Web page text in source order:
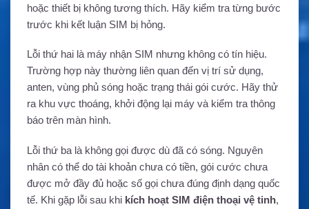
hoặc thiết bị không tương thích. Hãy kiểm tra từng bước
trước khi kết luận SIM bị hỏng.
Lỗi thứ hai là máy nhận SIM nhưng không có tín hiệu.
Trường hợp này thường liên quan đến vị trí sử dụng,
anten, vùng phủ sóng hoặc trạng thái gói cước. Hãy thử
ra khu vực thoáng, khởi động lại máy và kiểm tra thông
báo trên màn hình.
Lỗi thứ ba là không gọi được dù đã có sóng. Nguyên
nhân có thể do tài khoản chưa có tiền, gói cước chưa
được mở đầy đủ hoặc số gọi chưa đúng định dạng quốc
tế. Khi gặp lỗi sau khi kích hoạt SIM điện thoại vệ tinh,